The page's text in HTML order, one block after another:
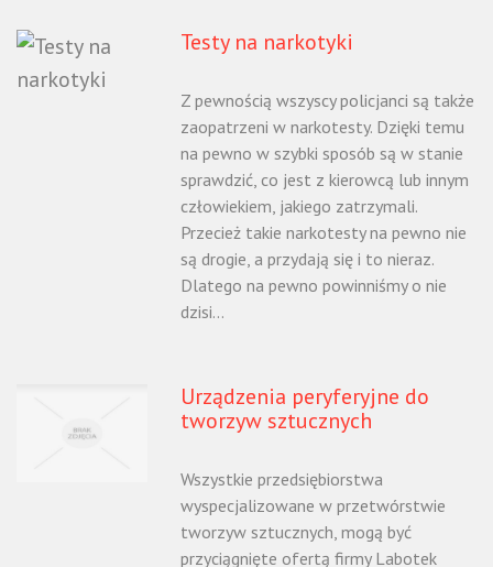
Testy na narkotyki
Z pewnością wszyscy policjanci są także
zaopatrzeni w narkotesty. Dzięki temu
na pewno w szybki sposób są w stanie
sprawdzić, co jest z kierowcą lub innym
człowiekiem, jakiego zatrzymali.
Przecież takie narkotesty na pewno nie
są drogie, a przydają się i to nieraz.
Dlatego na pewno powinniśmy o nie
dzisi...
Urządzenia peryferyjne do
tworzyw sztucznych
Wszystkie przedsiębiorstwa
wyspecjalizowane w przetwórstwie
tworzyw sztucznych, mogą być
przyciągnięte ofertą firmy Labotek